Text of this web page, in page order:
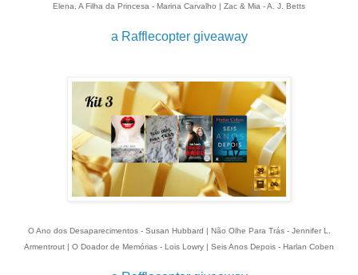
Elena, A Filha da Princesa - Marina Carvalho | Zac & Mia - A. J. Betts
a Rafflecopter giveaway
O Ano dos Desaparecimentos - Susan Hubbard | Não Olhe Para Trás - Jennifer L.
Armentrout | O Doador de Memórias - Lois Lowry | Seis Anos Depois - Harlan Coben